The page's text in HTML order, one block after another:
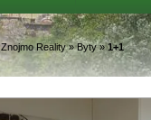
Znojmo Reality »Byty »1+1